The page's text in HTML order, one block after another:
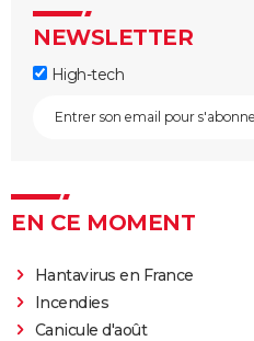
NEWSLETTER
High-tech
EN CE MOMENT
Hantavirus en France
Incendies
Canicule d'août